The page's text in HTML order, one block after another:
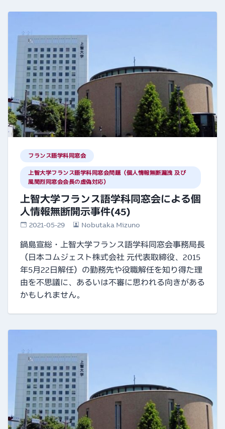
フランス語学科同窓会
上智大学フランス語学科同窓会問題（個人情報無断漏洩 及び
風間烈同窓会会長の虚偽対応）
上智大学フランス語学科同窓会による個
人情報無断開示事件(45)
2021-05-29 Nobutaka Mizuno
鍋島宣総・上智大学フランス語学科同窓会事務局長
（日本コムジェスト株式会社 元代表取締役、2015
年5月22日解任）の勤務先や役職解任を知り得た理
由を不思議に、あるいは不審に思われる向きがある
かもしれません。